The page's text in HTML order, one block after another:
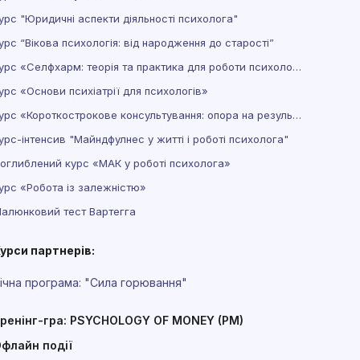
"Юридичні аспекти діяльності психолога"
“Вікова психологія: від народження до старості”
Курс «Селфхарм: теорія та практика для роботи психолога»
«Основи психіатрії для психологів»
Курс «Короткострокове консультування: опора на результат»
інтенсив "Майндфулнес у житті і роботі психолога"
курс «МАК у роботі психолога»
«Робота із залежністю»
тест Вартегга
партнерів:
програма: "Сила горювання"
гра: PSYCHOLOGY OF MONEY (PM)
події